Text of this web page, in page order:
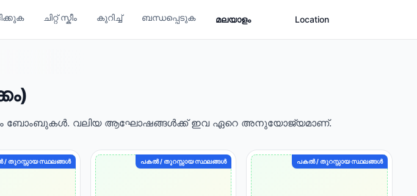
ചിറ്റ് സ്കീം കുറിച്ച് ബന്ധപ്പെടുക മലയാളം Location
ബോംബുകൾ. വലിയ ആഘോഷങ്ങൾക്ക് ഇവ ഏറെ അനുയോജ്യമാണ്.
/ തുറസ്സായ സ്ഥലങ്ങൾ പകൽ / തുറസ്സായ സ്ഥലങ്ങൾ പകൽ / തുറസ്സായ സ്ഥലങ്ങൾ